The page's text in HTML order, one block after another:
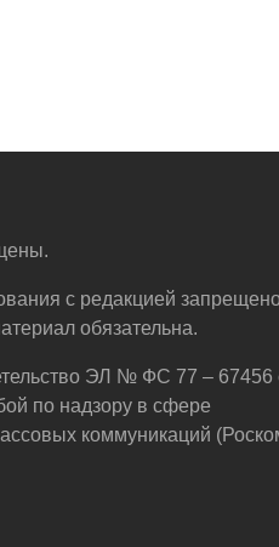
с редакцией
обязательна.
ЭЛ № ФС 77 – 67456
по надзору в сфере
коммуникаций